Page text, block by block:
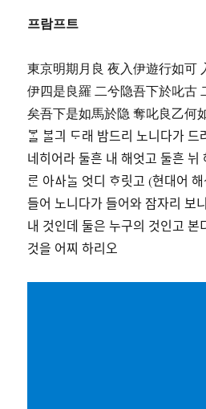
프람프트
東京明期月良 夜入伊遊行如可
伊四是良羅 二兮隐吾下於叱古
矣吾下是如馬於隐 奪叱良乙何
ᄫᆞᆯ ᄇᆞᆯ긔 ᄃᆞ래 밤드리 노니다가
네히어라 둘흔 내 해엇고 둘흔 뉘
ᄅᆞᆫ 아ᅀᅡᄂᆞᆯ 엇디 ᄒᆞ릿고 (현대
들어 노니다가 들어와 잠자리 보
내 것인데 둘은 누구의 것인고 본
것을 어찌 하리오